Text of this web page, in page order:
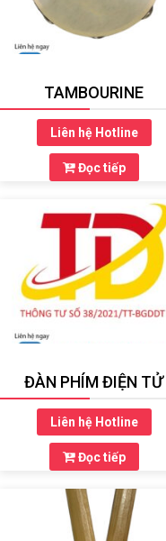
TAMBOURINE
Liên hệ Hotline
Đọc tiếp
ĐÀN PHÍM ĐIỆN TỬ
Liên hệ Hotline
Đọc tiếp